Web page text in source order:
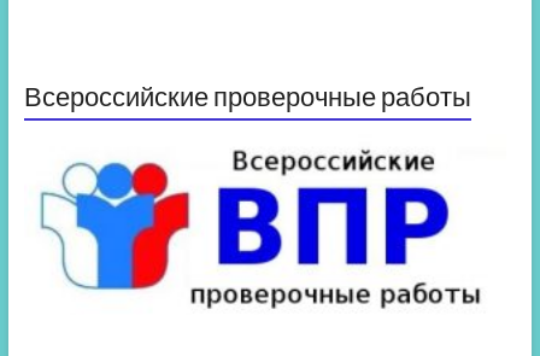
Всероссийские проверочные работы